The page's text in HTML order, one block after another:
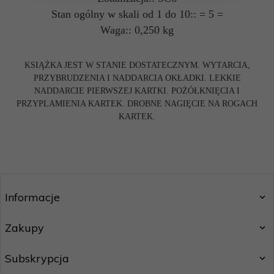
Stan ogólny w skali od 1 do 10:: = 5 =
Waga:: 0,250 kg
KSIĄŻKA JEST W STANIE DOSTATECZNYM. WYTARCIA,
PRZYBRUDZENIA I NADDARCIA OKŁADKI. LEKKIE
NADDARCIE PIERWSZEJ KARTKI. POŻÓŁKNIĘCIA I
PRZYPLAMIENIA KARTEK. DROBNE NAGIĘCIE NA ROGACH
KARTEK.
Informacje
Zakupy
Subskrypcja